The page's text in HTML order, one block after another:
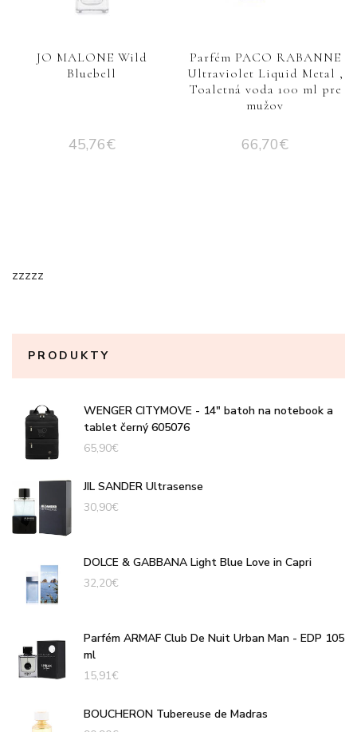
JO MALONE Wild
Bluebell
45,76€
Parfém PACO RABANNE
Ultraviolet Liquid Metal ,
Toaletná voda 100 ml pre
mužov
66,70€
zzzzz
PRODUKTY
WENGER CITYMOVE - 14" batoh na notebook a
tablet černý 605076
65,90€
JIL SANDER Ultrasense
30,90€
DOLCE & GABBANA Light Blue Love in Capri
32,20€
Parfém ARMAF Club De Nuit Urban Man - EDP 105
ml
15,91€
BOUCHERON Tubereuse de Madras